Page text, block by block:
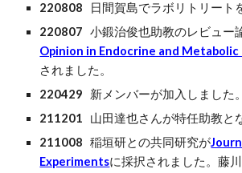
220808 日間賀島でラボリトリート
220807小鍛治俊也助教のレビュー
Opinion in Endocrine and Metabolic
されました。
220429 新メンバーが加入しました。
211201 山田達也さんが特任助教と
211008 稲垣研との共同研究が
Experimentsに採択されました。藤